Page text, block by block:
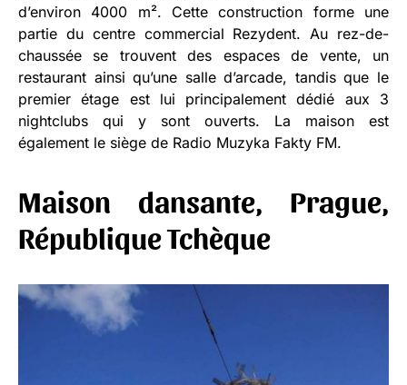
d’environ 4000 m². Cette construction forme une
partie du centre commercial Rezydent. Au rez-de-
chaussée se trouvent des espaces de vente, un
restaurant ainsi qu’une salle d’arcade, tandis que le
premier étage est lui principalement dédié aux 3
nightclubs qui y sont ouverts. La maison est
également le siège de Radio Muzyka Fakty FM.
Maison dansante, Prague,
République Tchèque